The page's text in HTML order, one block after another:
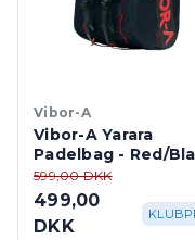
Vibor-A
Vibor-A Yarara
Padelbag - Red/
599,00 DKK
499,00
DKK